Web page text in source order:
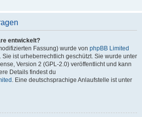
entwickelt?
Fassung) wurde von phpBB Limited
ist urheberrechtlich geschützt. Sie wurde unter
Version 2 (GPL-2.0) veröffentlicht und kann
Details findest du
. Eine deutschsprachige Anlaufstelle ist unter